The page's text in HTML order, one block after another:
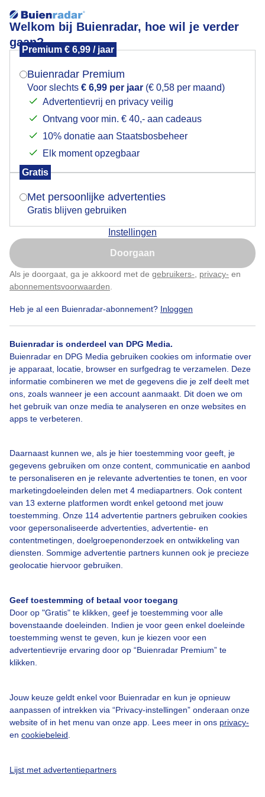
Welkom bij Buienradar, hoe wil je verder
gaan?
Premium € 6,99 / jaar
Buienradar Premium
Voor slechts € 6,99 per jaar (€ 0,58 per maand)
Advertentievrij en privacy veilig
Ontvang voor min. € 40,- aan cadeaus
10% donatie aan Staatsbosbeheer
Elk moment opzegbaar
Gratis
Met persoonlijke advertenties
Gratis blijven gebruiken
Instellingen
Doorgaan
Als je doorgaat, ga je akkoord met de gebruikers- privacy- en
abonnementsvoorwaarden
Heb je al een Buienradar-abonnement? Inloggen
Buienradar is onderdeel van DPG Media.
Buienradar en DPG Media gebruiken cookies om informatie over
je apparaat, locatie, browser en surfgedrag te verzamelen. Deze
informatie combineren we met de gegevens die je zelf deelt met
ons, zoals wanneer je een account aanmaakt. Dit doen we om
het gebruik van onze media te analyseren en onze websites en
apps te verbeteren.
Daarnaast kunnen we, als je hier toestemming voor geeft, je
gegevens gebruiken om onze content, communicatie en aanbod
te personaliseren en je relevante advertenties te tonen, en voor
marketingdoeleinden delen met 4 mediapartners. Ook content
van 13 externe platformen wordt enkel getoond met jouw
toestemming. Onze 114 advertentie partners gebruiken cookies
voor gepersonaliseerde advertenties, advertentie- en
contentmetingen, doelgroepenonderzoek en ontwikkeling van
diensten. Sommige advertentie partners kunnen ook je precieze
geolocatie hiervoor gebruiken.
Geef toestemming of betaal voor toegang
Door op "Gratis" te klikken, geef je toestemming voor alle
bovenstaande doeleinden. Indien je voor geen enkel doeleinde
toestemming wenst te geven, kun je kiezen voor een
advertentievrije ervaring door op “Buienradar Premium” te
klikken.
Jouw keuze geldt enkel voor Buienradar en kun je opnieuw
aanpassen of intrekken via “Privacy-instellingen” onderaan onze
website of in het menu van onze app. Lees meer in ons privacy-
en cookiebeleid
Lijst met advertentiepartners
Zonsopkomst
Door: Ton Wesselius Gemaakt: 09-06-2026, 38x bekeken
Een moment geduld aub...
Over Buienradar
Bedrijfsgegevens
Veelgestelde vragen
Contact
Gebruikersvoorwaarden
Adverteren
Buienradar Team
Privacy beleid
Privacy instellingen
Gratis weerdata
Buienradar
Mogen we je locatie gebruiken voor het
Indien je hier nog geen akkoord op hebt gegeven,
verschijnt er zo een pop-up uit je browser waarin
Is goed, toon de popup
Nu niet, misschien later
Klik hierom dit aan te passen